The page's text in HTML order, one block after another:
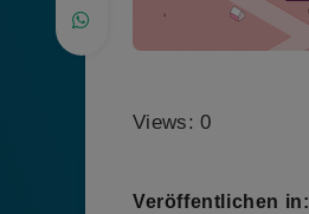
Views: 0
Veröffentlichen in: